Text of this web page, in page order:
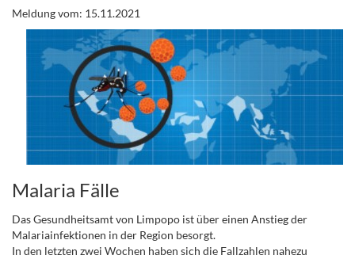
Meldung vom: 15.11.2021
Malaria Fälle
Das Gesundheitsamt von Limpopo ist über einen Anstieg der
Malariainfektionen in der Region besorgt.
In den letzten zwei Wochen haben sich die Fallzahlen nahezu